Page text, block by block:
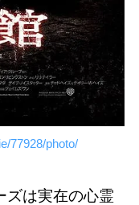
77928/photo/
ズは実在の心霊